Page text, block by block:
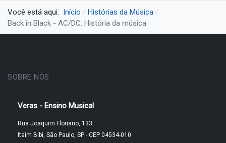
Você está aqui: Início
Histórias da Música
Back in Black - AC/DC: História da música
SOBRE NÓS
Veras - Ensino Musical
Rua Joaquim Floriano, 133
Itaim Bibi, São Paulo, SP - CEP 04534-010